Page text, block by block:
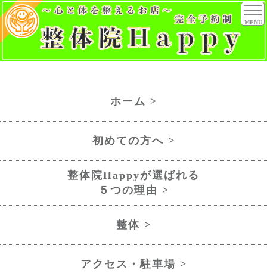
MENU
ホーム >
初めての方へ >
整体院Happyが選ばれる
５つの理由 >
整体 >
アクセス・駐車場 >